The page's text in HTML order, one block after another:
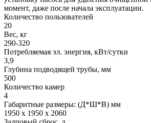
момент, даже после начала эксплуатации.
Количество пользователей
20
Вес, кг
290-320
Потребляемая эл. энергия, кВт/сутки
3,9
Глубина подводящей трубы, мм
500
Количество камер
4
Габаритные размеры: (Д*Ш*В) мм
1950 х 1950 х 2060